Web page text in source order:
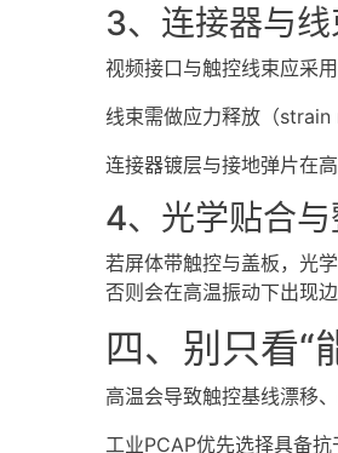
3、连接器与
视频接口与触控线束应采
线束需做应力释放（strain
连接器镀层与接地弹片在
4、光学贴合
若屏体带触控与盖板，光
否则会在高温振动下出现
四、别只看“
高温会导致触控基线漂移
工业PCAP优先选择具备